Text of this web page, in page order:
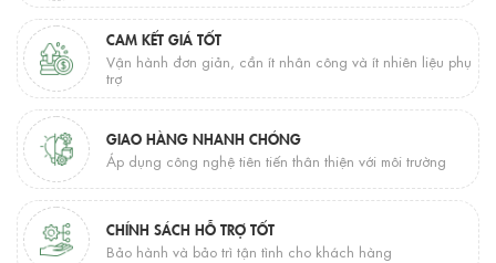
CAM KẾT GIÁ TỐT
Vận hành đơn giản, cần ít nhân công và ít nhiên liệu phụ
trợ
GIAO HÀNG NHANH CHÓNG
Áp dụng công nghệ tiên tiến thân thiện với môi trường
CHÍNH SÁCH HỖ TRỢ TỐT
Bảo hành và bảo trì tận tình cho khách hàng